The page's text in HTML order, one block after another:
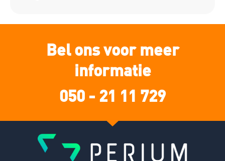
Bel ons voor meer
informatie
050 - 21 11 729